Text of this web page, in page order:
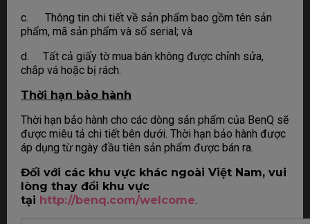
c. Thông tin chi tiết về sản phẩm bao gồm tên sản
phẩm, mã sản phẩm và số serial; và
d. Tất cả giấy tờ mua bán không được chỉnh sửa,
chắp vá hoặc bị rách.
Thời hạn bảo hành
Thời hạn bảo hành cho các dòng sản phẩm của BenQ sẽ
được miêu tả chi tiết bên dưới. Thời hạn bảo hành được
áp dụng từ ngày đầu tiên sản phẩm được bán ra.
Đối với các khu vực khác ngoài Việt Nam, vui
lòng thay đổi khu vực
tại http://benq.com/welcome